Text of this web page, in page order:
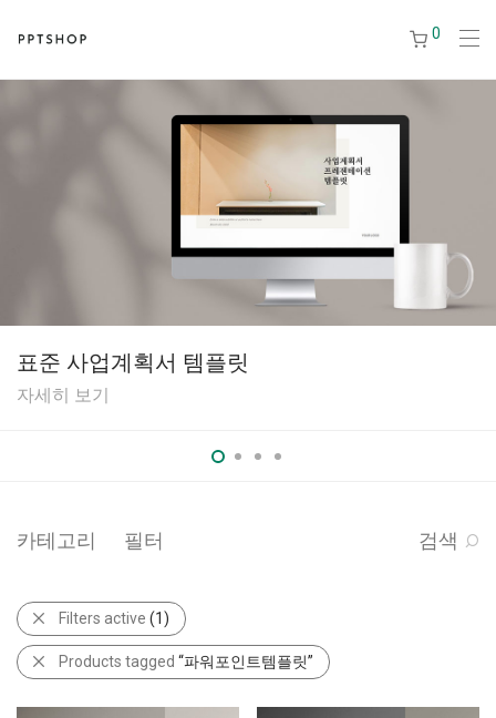
0
표준 사업계획서 템플릿
자세히 보기
카테고리 필터 검색
Filters active (1)
Products tagged “파워포인트템플릿”